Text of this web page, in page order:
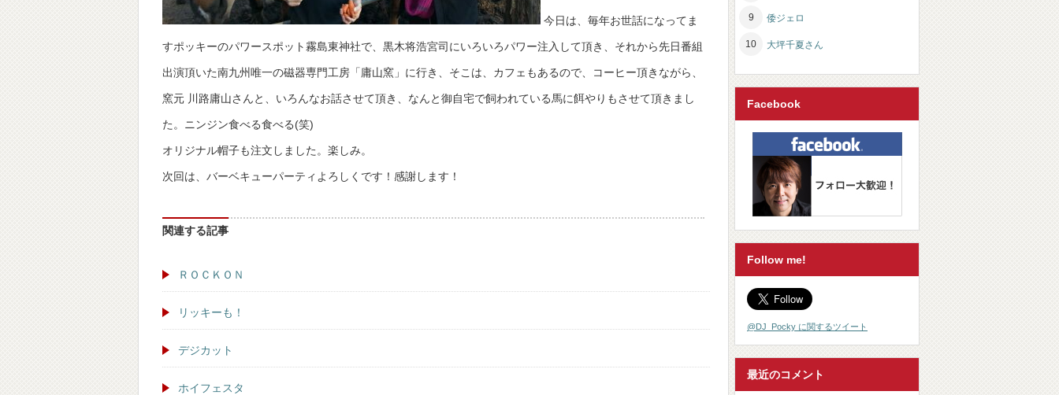
今日は、毎年お世話になってま
すポッキーのパワースポット霧島東神社で、黒木将浩宮司にいろいろパワー注入して頂き、それから先日番組
出演頂いた南九州唯一の磁器専門工房「庸山窯」に行き、そこは、カフェもあるので、コーヒー頂きながら、
窯元 川路庸山さんと、いろんなお話させて頂き、なんと御自宅で飼われている馬に餌やりもさせて頂きまし
た。ニンジン食べる食べる(笑)
オリジナル帽子も注文しました。楽しみ。
次回は、バーベキューパーティよろしくです！感謝します！
関連する記事
ＲＯＣＫＯＮ
リッキーも！
デジカット
ホイフェスタ
倭ジェロ
大坪千夏さん
Facebook
Follow me!
@DJ_Pocky に関するツイート
最近のコメント